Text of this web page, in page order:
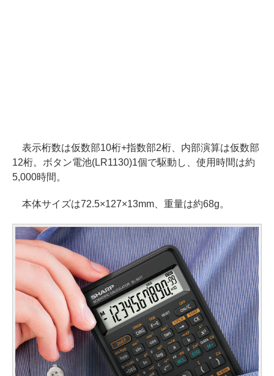
表示桁数は仮数部10桁+指数部2桁、内部演算は仮数部
12桁。ボタン電池(LR1130)1個で駆動し、使用時間は約
5,000時間。
本体サイズは72.5×127×13mm、重量は約68g。